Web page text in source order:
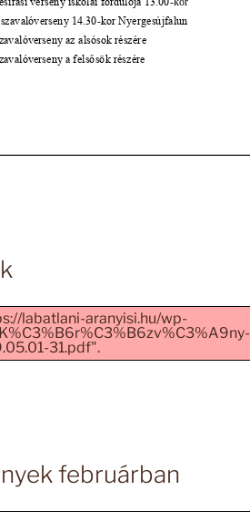
labatlani-aranyisi.hu/wp-
31.pdf".
februárban